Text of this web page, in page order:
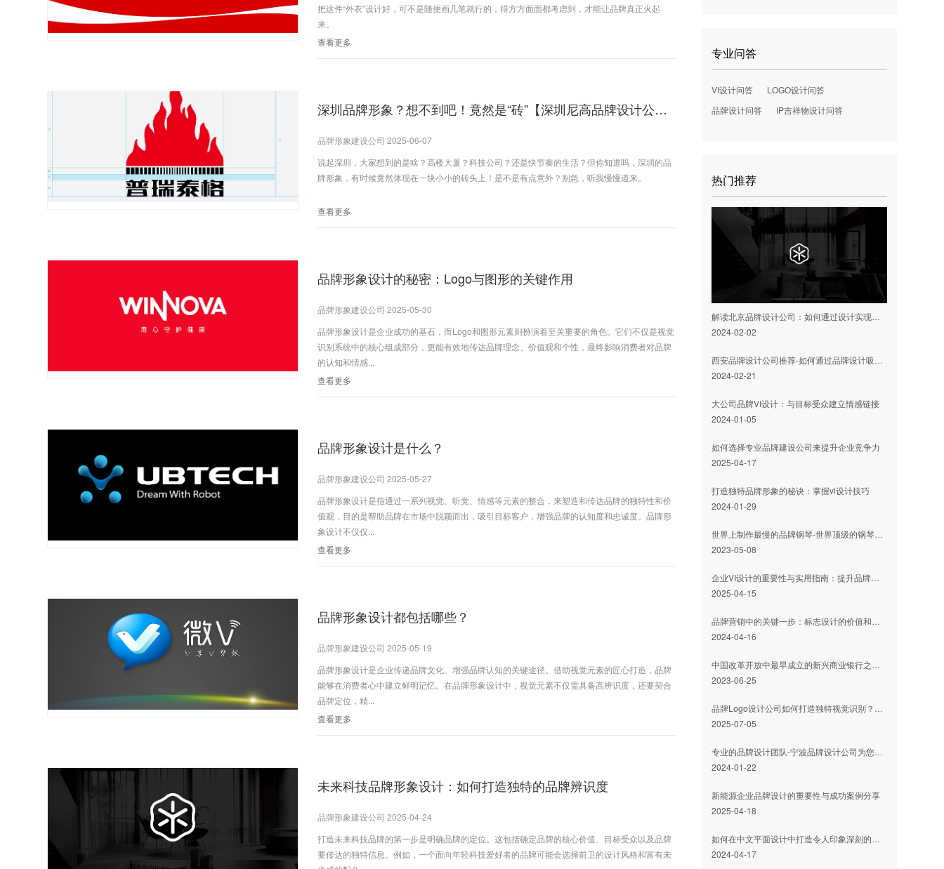
把这件“外衣”设计好，可不是随便画几笔就行的，得方方面面都考虑到，才能让品牌真正火起
来。
查看更多
深圳品牌形象？想不到吧！竟然是“砖”【深圳尼高品牌设计公司】
品牌形象建设公司 2025-06-07
说起深圳，大家想到的是啥？高楼大厦？科技公司？还是快节奏的生活？但你知道吗，深圳的品
牌形象，有时候竟然体现在一块小小的砖头上！是不是有点意外？别急，听我慢慢道来。
查看更多
品牌形象设计的秘密：Logo与图形的关键作用
品牌形象建设公司 2025-05-30
品牌形象设计是企业成功的基石，而Logo和图形元素则扮演着至关重要的角色。它们不仅是视觉
识别系统中的核心组成部分，更能有效地传达品牌理念、价值观和个性，最终影响消费者对品牌
的认知和情感...
查看更多
品牌形象设计是什么？
品牌形象建设公司 2025-05-27
品牌形象设计是指通过一系列视觉、听觉、情感等元素的整合，来塑造和传达品牌的独特性和价
值观，目的是帮助品牌在市场中脱颖而出，吸引目标客户，增强品牌的认知度和忠诚度。品牌形
象设计不仅仅...
查看更多
品牌形象设计都包括哪些？
品牌形象建设公司 2025-05-19
品牌形象设计是企业传递品牌文化、增强品牌认知的关键途径。借助视觉元素的匠心打造，品牌
能够在消费者心中建立鲜明记忆。在品牌形象设计中，视觉元素不仅需具备高辨识度，还要契合
品牌定位，精...
查看更多
未来科技品牌形象设计：如何打造独特的品牌辨识度
品牌形象建设公司 2025-04-24
打造未来科技品牌的第一步是明确品牌的定位。这包括确定品牌的核心价值、目标受众以及品牌
要传达的独特信息。例如，一个面向年轻科技爱好者的品牌可能会选择前卫的设计风格和富有未
专业问答
VI设计问答
LOGO设计问答
品牌设计问答
IP吉祥物设计问答
热门推荐
解读北京品牌设计公司：如何通过设计实现品牌传播和价值提升
2024-02-02
西安品牌设计公司推荐-如何通过品牌设计吸引更多目标客户？
2024-02-21
大公司品牌VI设计：与目标受众建立情感链接
2024-01-05
如何选择专业品牌建设公司来提升企业竞争力
2025-04-17
打造独特品牌形象的秘诀：掌握vi设计技巧
2024-01-29
世界上制作最慢的品牌钢琴-世界顶级的钢琴品牌-贝森朵夫-LOGO设计内涵与品牌设计欣赏
2023-05-08
企业VI设计的重要性与实用指南：提升品牌形象的关键
2025-04-15
品牌营销中的关键一步：标志设计的价值和作用
2024-04-16
中国改革开放中最早成立的新兴商业银行之一-全国性商业银行-中信银行（CHINA CITIC BANK）-LOGO设计内涵与品牌设计欣赏
2023-06-25
品牌Logo设计公司如何打造独特视觉识别？关键因素解析
2025-07-05
专业的品牌设计团队-宁波品牌设计公司为您实现品牌升级
2024-01-22
新能源企业品牌设计的重要性与成功案例分享
2025-04-18
如何在中文平面设计中打造令人印象深刻的品牌标志
2024-04-17